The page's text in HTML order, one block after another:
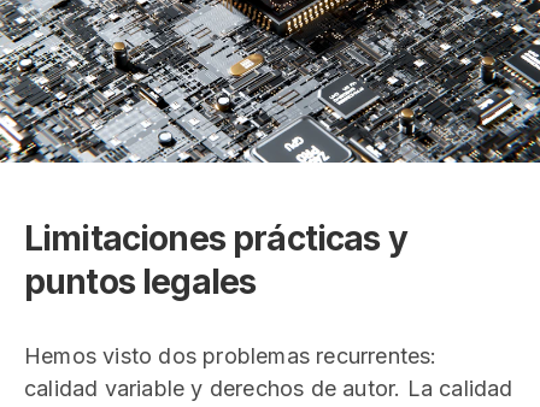
Limitaciones prácticas y
puntos legales
Hemos visto dos problemas recurrentes:
calidad variable y derechos de autor. La calidad